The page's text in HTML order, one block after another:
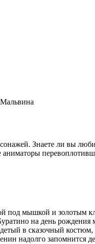
Знаете ли вы
под мышкой и золотым
на день
в сказочный
надолго